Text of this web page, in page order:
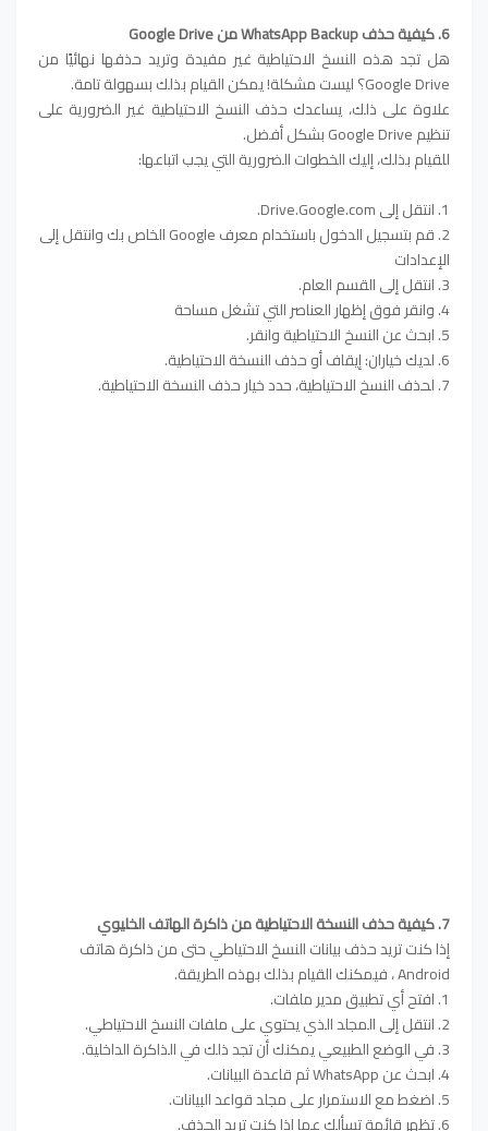
6. كيفية حذف WhatsApp Backup من Google Drive
هل تجد هذه النسخ الاحتياطية غير مفيدة وتريد حذفها نهائيًا من
Google Drive؟ ليست مشكلة! يمكن القيام بذلك بسهولة تامة.
علاوة على ذلك، يساعدك حذف النسخ الاحتياطية غير الضرورية على
تنظيم Google Drive بشكل أفضل.
للقيام بذلك، إليك الخطوات الضرورية التي يجب اتباعها:
1. انتقل إلى Drive.Google.com.
2. قم بتسجيل الدخول باستخدام معرف Google الخاص بك وانتقل إلى
الإعدادات
3. انتقل إلى القسم العام.
4. وانقر فوق إظهار العناصر التي تشغل مساحة
5. ابحث عن النسخ الاحتياطية وانقر.
6. لديك خياران: إيقاف أو حذف النسخة الاحتياطية.
7. لحذف النسخ الاحتياطية، حدد خيار حذف النسخة الاحتياطية.
7. كيفية حذف النسخة الاحتياطية من ذاكرة الهاتف الخليوي
إذا كنت تريد حذف بيانات النسخ الاحتياطي حتى من ذاكرة هاتف
Android ، فيمكنك القيام بذلك بهذه الطريقة.
1. افتح أي تطبيق مدير ملفات.
2. انتقل إلى المجلد الذي يحتوي على ملفات النسخ الاحتياطي.
3. في الوضع الطبيعي يمكنك أن تجد ذلك في الذاكرة الداخلية.
4. ابحث عن WhatsApp ثم قاعدة البيانات.
5. اضغط مع الاستمرار على مجلد قواعد البيانات.
6. تظهر قائمة تسألك عما إذا كنت تريد الحذف.